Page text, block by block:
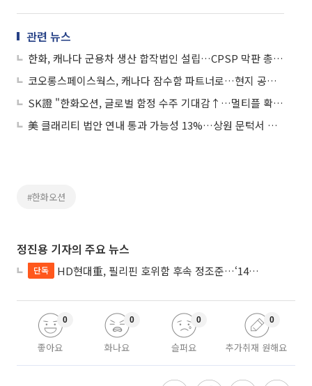
관련 뉴스
한화, 캐나다 군용차 생산 합작법인 설립…CPSP 막판 총력전
코오롱스페이스웍스, 캐나다 잠수함 파트너로…현지 공급망 협력 강화
SK證 "한화오션, 글로벌 함정 수주 기대감↑…멀티플 확장 전망"
美 클래리티 법안 연내 통과 가능성 13%…상원 문턱서 제동
#한화오션
정진용 기자의 주요 뉴스
단독 HD현대重, 필리핀 호위함 후속 정조준…‘14척+α’ 싹쓸이 노린다
좋아요
0
화나요
0
슬퍼요
0
추가취재 원해요
0